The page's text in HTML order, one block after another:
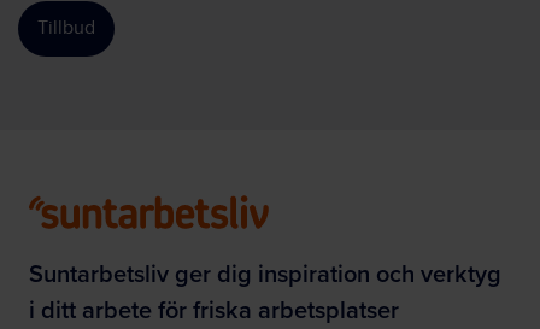
Tillbud
Suntarbetsliv ger dig inspiration och verktyg
i ditt arbete för friska arbetsplatser